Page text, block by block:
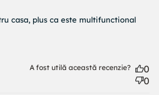
casa, plus ca este multifunctional
content Un produs foarte util
A fost utilă această recenzie?
0
0